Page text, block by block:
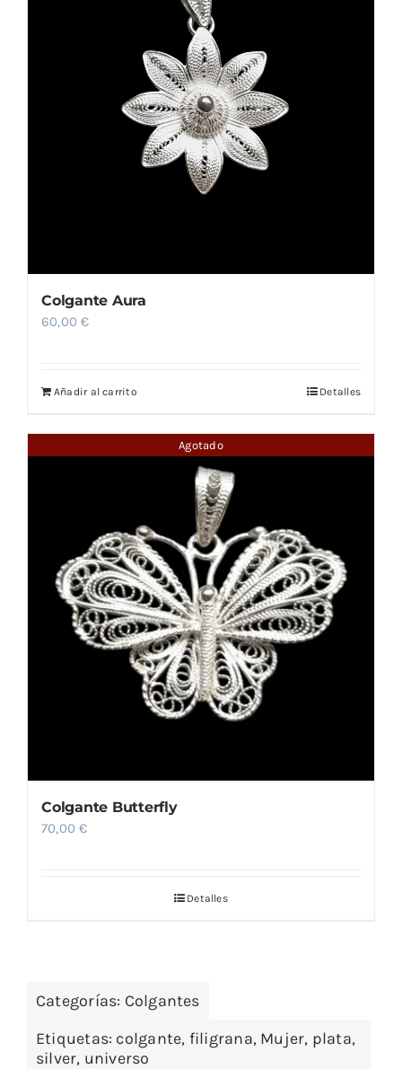
Colgante Aura
60,00€
Añadir al carrito Detalles
Agotado
Colgante Butterfly
70,00€
Detalles
Categorías: Colgantes
Etiquetas: colgante, filigrana, Mujer, plata,
silver, universo